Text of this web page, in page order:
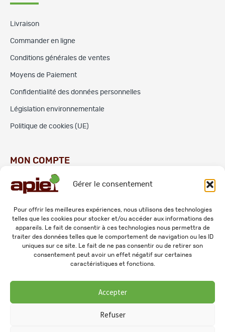
Gérer le consentement
Pour offrir les meilleures expériences, nous utilisons des technologies
telles que les cookies pour stocker et/ou accéder aux informations des
appareils. Le fait de consentir à ces technologies nous permettra de
traiter des données telles que le comportement de navigation ou les ID
uniques sur ce site. Le fait de ne pas consentir ou de retirer son
consentement peut avoir un effet négatif sur certaines
caractéristiques et fonctions.
Accepter
Refuser
Livraison
Commander en ligne
Conditions générales de ventes
Moyens de Paiement
Confidentialité des données personnelles
Législation environnementale
Politique de cookies (UE)
MON COMPTE
Commandes
Adresses
Mes informations personnelles
© 2026 APIE. Tous droits réservés.